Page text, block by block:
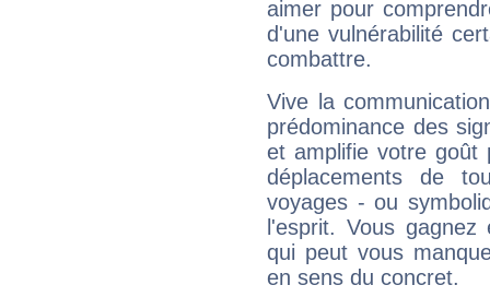
aimer pour
d'une vulnérabilité
combattre.
Vive la
prédominance des
et amplifie votre goût
déplacements de
voyages - ou
l'esprit. Vous
qui peut vous
en sens du concret.